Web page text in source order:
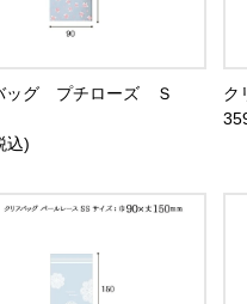
ッグ プチローズ Ｓ
込)
ク